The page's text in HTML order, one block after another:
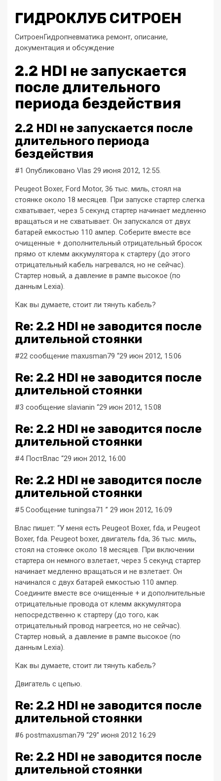
ГИДРОКЛУБ СИТРОЕН
СитроенГидропневматика ремонт, описание,
документация и обсуждение
2.2 HDI не запускается
после длительного
периода бездействия
2.2 HDI не запускается после
длительного периода
бездействия
#1 Опубликовано Vlas 29 июня 2012, 12:55.
Peugeot Boxer, Ford Motor, 36 тыс. миль, стоял на
стоянке около 18 месяцев. При запуске стартер слегка
схватывает, через 5 секунд стартер начинает медленно
вращаться и не схватывает. Он запускался от двух
батарей емкостью 110 ампер. Соберите вместе все
очищенные + дополнительный отрицательный бросок
прямо от клемм аккумулятора к стартеру (до этого
отрицательный кабель нагревался, но не сейчас).
Стартер новый, а давление в рампе высокое (по
данным Lexia).
Как вы думаете, стоит ли тянуть кабель?
Re: 2.2 HDI не заводится после
длительной стоянки
#22 сообщение maxusman79 “29 июн 2012, 15:06
Re: 2.2 HDI не заводится после
длительной стоянки
#3 сообщение slavianin “29 июн 2012, 15:08
Re: 2.2 HDI не заводится после
длительной стоянки
#4 ПостВлас “29 июн 2012, 16:00
Re: 2.2 HDI не заводится после
длительной стоянки
#5 Сообщение tuningsa71 ” 29 июн 2012, 16:09
Влас пишет: “У меня есть Peugeot Boxer, fda, и Peugeot
Boxer, fda. Peugeot boxer, двигатель fda, 36 тыс. миль,
стоял на стоянке около 18 месяцев. При включении
стартера он немного взлетает, через 5 секунд стартер
начинает медленно вращаться и не взлетает. Он
начинался с двух батарей емкостью 110 ампер.
Соедините вместе все очищенные + и дополнительные
отрицательные провода от клемм аккумулятора
непосредственно к стартеру (до того, как
отрицательный провод нагреется, но не сейчас).
Стартер новый, а давление в рампе высокое (по
данным Lexia).
Как вы думаете, стоит ли тянуть кабель?
Двигатель с цепью.
Re: 2.2 HDI не заводится после
длительной стоянки
#6 postmaxusman79 “29” июня 2012 16:29
Re: 2.2 HDI не заводится после
длительной стоянки